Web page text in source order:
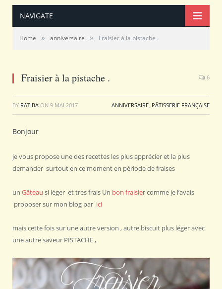
NAVIGATE
Home » anniversaire » Fraisier à la pistache .
Fraisier à la pistache . 6
BY RATIBA ON 9 MAI 2017 ANNIVERSAIRE, PÂTISSERIE FRANÇAISE
Bonjour
je vous propose une des recettes les plus apprécier et la plus
demander surtout en ce moment en période de fraises
un Gâteau si léger et tres frais Un bon fraisier comme je l’avais
proposer sur mon blog par ici
mais cette fois sur une autre version , autre biscuit plus léger avec
une autre saveur PISTACHE ,